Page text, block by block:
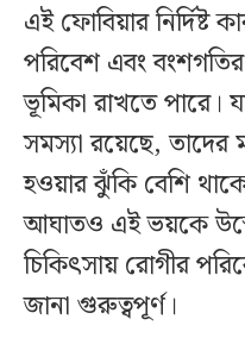
এই ফোবিয়ার নির্দিষ্ট
পরিবেশ এবং বংশগতির
ভূমিকা রাখতে পারে।
সমস্যা রয়েছে, তাদের
হওয়ার ঝুঁকি বেশি
আঘাতও এই ভয়কে
চিকিৎসায় রোগীর
জানা গুরুত্বপূর্ণ।